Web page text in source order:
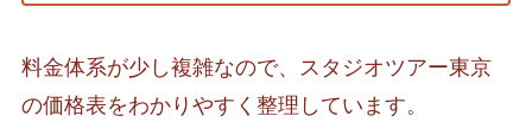
料金体系が少し複雑なので、スタジオツアー東京
の価格表をわかりやすく整理しています。